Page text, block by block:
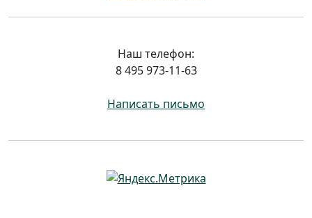
Наш телефон:
8 495 973-11-63
Написать письмо